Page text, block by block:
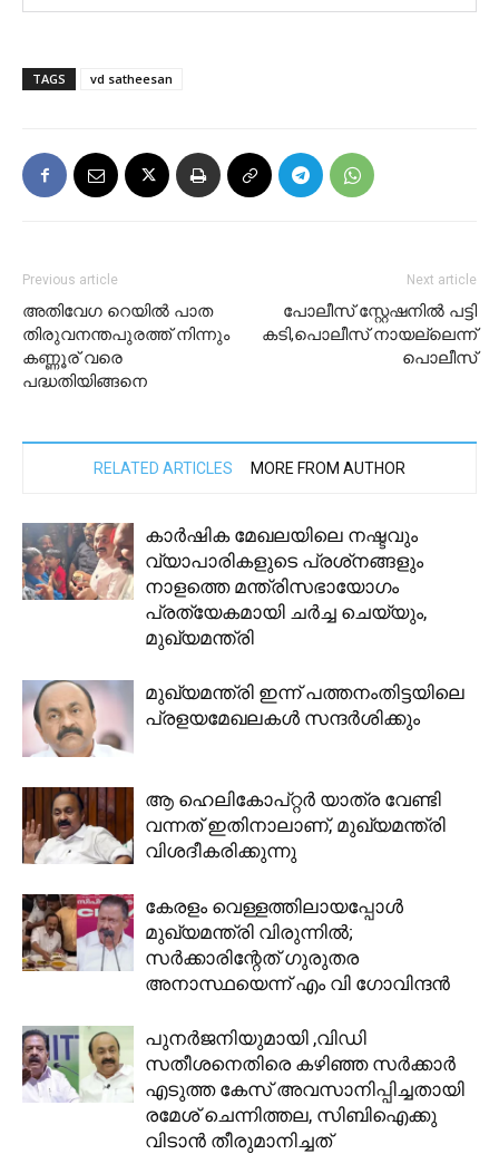
TAGS vd satheesan
Previous article
അതിവേഗ റെയിൽ പാത
തിരുവനന്തപുരത്ത് നിന്നും
കണ്ണൂര് വരെ
പദ്ധതിയിങ്ങനെ
Next article
പോലീസ് സ്റ്റേഷനിൽ പട്ടി
കടി,പൊലീസ് നായല്ലെന്ന്
പൊലീസ്
RELATED ARTICLES MORE FROM AUTHOR
കാര്‍ഷിക മേഖലയിലെ നഷ്ടവും
വ്യാപാരികളുടെ പ്രശ്‌നങ്ങളും
നാളത്തെ മന്ത്രിസഭായോഗം
പ്രത്യേകമായി ചര്‍ച്ച ചെയ്യും,
മുഖ്യമന്ത്രി
മുഖ്യമന്ത്രി ഇന്ന് പത്തനംതിട്ടയിലെ
പ്രളയമേഖലകൾ സന്ദർശിക്കും
ആ ഹെലികോപ്റ്റര്‍ യാത്ര വേണ്ടി
വന്നത് ഇതിനാലാണ്, മുഖ്യമന്ത്രി
വിശദീകരിക്കുന്നു
കേരളം വെള്ളത്തിലായപ്പോൾ
മുഖ്യമന്ത്രി വിരുന്നിൽ;
സര്‍ക്കാരിന്റേത് ഗുരുതര
അനാസ്ഥയെന്ന് എം വി ​ഗോവിന്ദൻ
പുനര്‍ജനിയുമായി ,വിഡി
സതീശനെതിരെ കഴിഞ്ഞ സര്‍ക്കാര്‍
എടുത്ത കേസ് അവസാനിപ്പിച്ചതായി
രമേശ് ചെന്നിത്തല, സിബിഐക്കു
വിടാന്‍ തീരുമാനിച്ചത്